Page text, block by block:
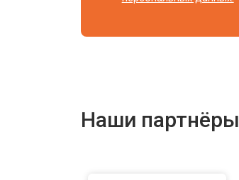
Наши партнёры